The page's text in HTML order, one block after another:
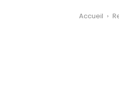
Accueil ›